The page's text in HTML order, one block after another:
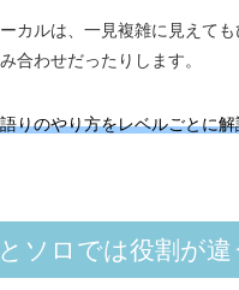
カルは、一見複雑に見えて
合わせだったりします。
りのやり方をレベルごとに
ソロでは役割が違